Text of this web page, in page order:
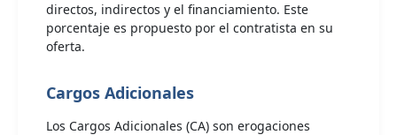
directos, indirectos y el financiamiento. Este
porcentaje es propuesto por el contratista en su
oferta.
Cargos Adicionales
Los Cargos Adicionales (CA) son erogaciones